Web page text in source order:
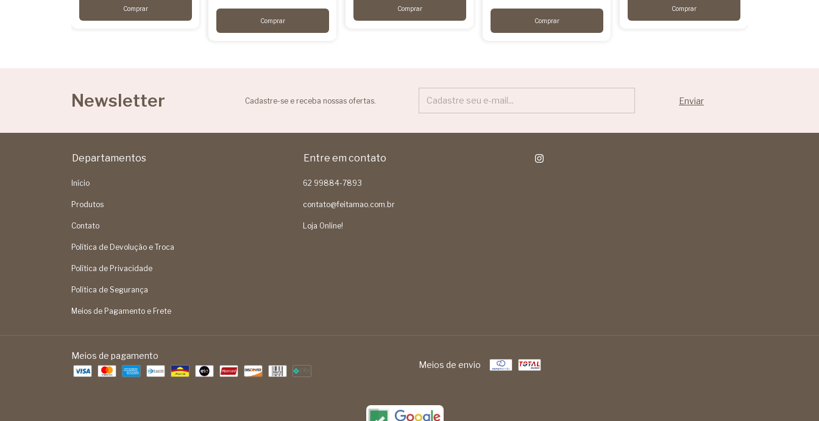
Newsletter Cadastre-se e receba nossas ofertas.
Departamentos
Início
Produtos
Contato
Política de Devolução e Troca
Política de Privacidade
Política de Segurança
Meios de Pagamento e Frete
Entre em contato
62 99884-7893
contato@feitamao.com.br
Loja Online!
Meios de pagamento
Meios de envio